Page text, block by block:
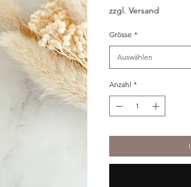
zzgl. Versand
Grösse *
Auswählen
Anzahl *